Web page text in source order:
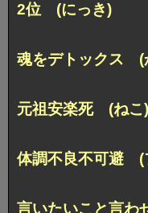
2位 (にっき)
魂をデトックス (
元祖安楽死 (ねこ)
体調不良不可避 (
言いたいこと言わ